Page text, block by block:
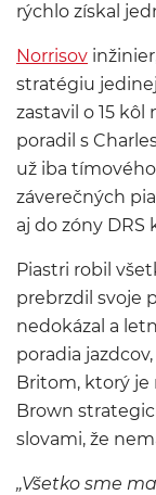
rýchlo získal
Norrisov
stratégiu
zastavil o 15 kôl
poradil s
už iba
záverečných
aj do zóny DRS
Piastri robil
prebrzdil svoje
nedokázal a
poradia
Britom, ktorý je
Brown
slovami, že
„Všetko sme